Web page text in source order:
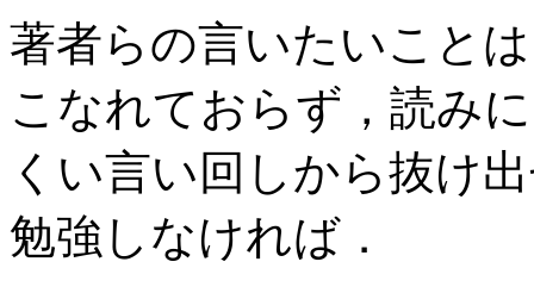
著者らの言いたいこと
こなれておらず，読み
くい言い回しから抜け
勉強しなければ．